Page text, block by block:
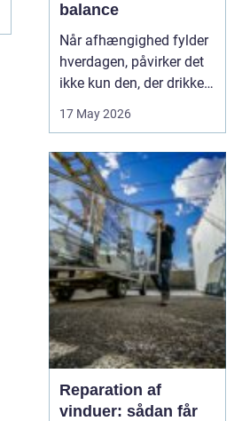
balance
Når afhængighed fylder
hverdagen, påvirker det
ikke kun den, der drikker,
medicin. Hele familien
Mange går længe alene
med problemerne, før de
søger hjælp. Her kan
misbrugsbehandling
være et afgørende...
17 May 2026
Reparation af
vinduer: sådan får